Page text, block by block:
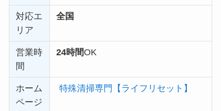
対応エ
リア
全国
営業時
間
24時間OK
ホーム
ページ
特殊清掃専門【ライフリセット】